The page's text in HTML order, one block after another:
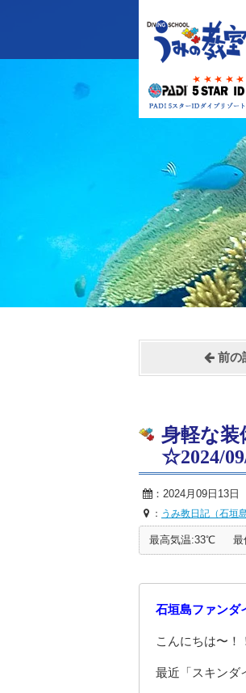
前の
身軽な
☆2024/
：2024月09日13
： うみ教日記（石垣
最高気温:33℃
石垣島ファンダ
こんにちは〜！
最近「スキンダ